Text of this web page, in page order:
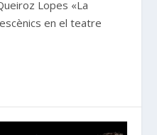
Lopes «La
en el teatre